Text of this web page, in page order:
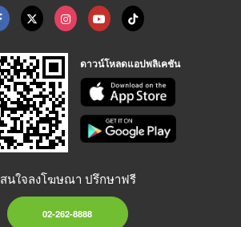
ดาวน์โหลดแอปพลิเคชัน
สนใจลงโฆษณา ปรึกษาฟรี
02-262-8888